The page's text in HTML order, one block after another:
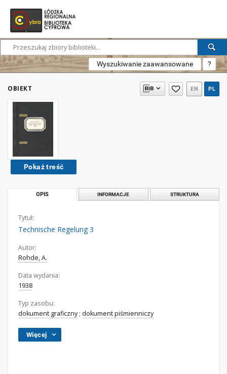
Wyszukiwanie zaawansowane ?
OBIEKT EN PL
Pokaż treść
OPIS INFORMACJE STRUKTURA
Tytuł:
Technische Regelung 3
Autor:
Rohde, A.
Data wydania:
1938
Typ zasobu:
dokument graficzny; dokument piśmienniczy
Więcej